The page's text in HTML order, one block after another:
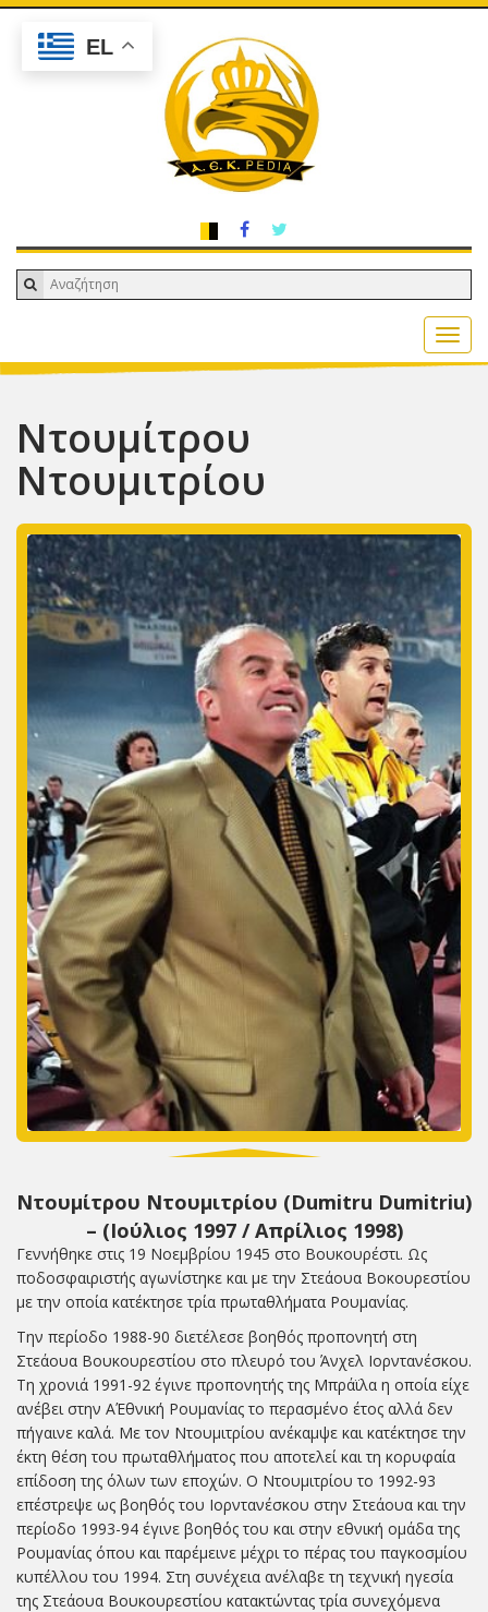
Ντουμίτρου
Ντουμιτρίου
Ντουμίτρου Ντουμιτρίου (Dumitru Dumitriu)
– (Ιούλιος 1997 / Απρίλιος 1998)
Γεννήθηκε στις 19 Νοεμβρίου 1945 στο Βουκουρέστι. Ως
ποδοσφαιριστής αγωνίστηκε και με την Στεάουα Βοκουρεστίου
με την οποία κατέκτησε τρία πρωταθλήματα Ρουμανίας.
Την περίοδο 1988-90 διετέλεσε βοηθός προπονητή στη
Στεάουα Βουκουρεστίου στο πλευρό του Άνχελ Ιορντανέσκου.
Τη χρονιά 1991-92 έγινε προπονητής της Μπράϊλα η οποία είχε
ανέβει στην ΑΈθνική Ρουμανίας το περασμένο έτος αλλά δεν
πήγαινε καλά. Με τον Ντουμιτρίου ανέκαμψε και κατέκτησε την
έκτη θέση του πρωταθλήματος που αποτελεί και τη κορυφαία
επίδοση της όλων των εποχών. Ο Ντουμιτρίου το 1992-93
επέστρεψε ως βοηθός του Ιορντανέσκου στην Στεάουα και την
περίοδο 1993-94 έγινε βοηθός του και στην εθνική ομάδα της
Ρουμανίας όπου και παρέμεινε μέχρι το πέρας του παγκοσμίου
κυπέλλου του 1994. Στη συνέχεια ανέλαβε τη τεχνική ηγεσία
της Στεάουα Βουκουρεστίου κατακτώντας τρία συνεχόμενα
EL